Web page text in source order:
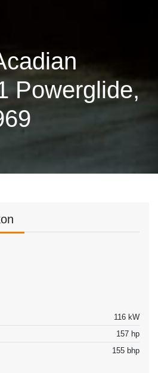
Powerglide,
116 kW
157 hp
155 bhp